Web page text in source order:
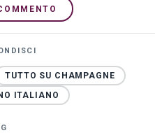
TUTTO SU CHAMPAGNE
ITALIANO